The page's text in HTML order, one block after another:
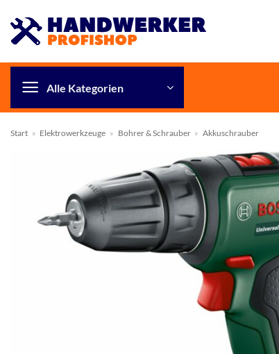
Inhalt
springen
Alle Kategorien
Start » Elektrowerkzeuge » Bohrer & Schrauber » Akkuschrauber